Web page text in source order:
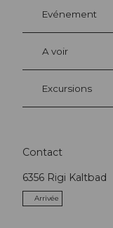
Evénement
A voir
Excursions
Contact
6356 Rigi Kaltbad
Arrivée